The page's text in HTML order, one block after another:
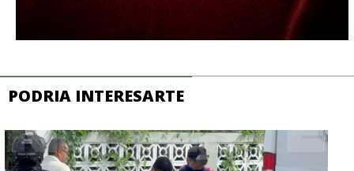
PODRIA INTERESARTE